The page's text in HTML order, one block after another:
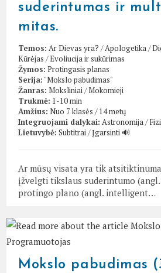
suderintumas ir
mitas.
Temos: Ar Dievas yra? /Apologetika/
Kūrėjas /Evoliucija ir sukūrimas
Žymos: Protingasis planas
Serija: "Mokslo pabudimas"
Žanras: Moksliniai/Mokomieji
Trukmė: 1-10 min
Amžius: Nuo 7 klasės / 14 metų
Integruojami dalykai: Astronomija/
Lietuvybė: Subtitrai/Įgarsinti 🔊
Ar mūsų visata yra tik
įžvelgti tikslaus suderintumo
protingo plano (angl. intelligent…
Mokslo pabudimas